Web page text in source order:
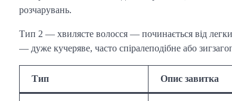
розчарувань.
Тип 2 — хвилясте волосся — починається від
— дуже кучеряве, часто спіралеподібне або
Тип Опис завитка